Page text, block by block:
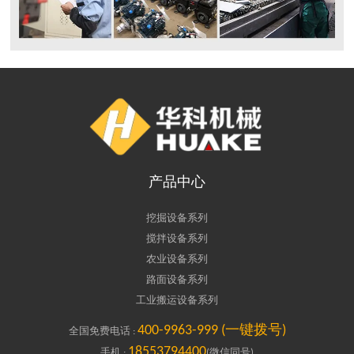
产品中心
挖掘设备系列
搅拌设备系列
农业设备系列
路面设备系列
工业搬运设备系列
全国免费电话 : 400-9963-999 (一键拨号)